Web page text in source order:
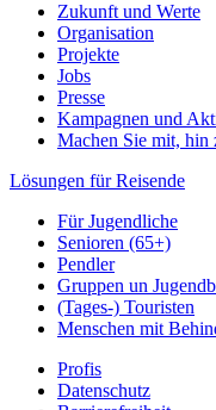
Zukunft und Werte
Organisation
Projekte
Jobs
Presse
Kampagnen und
Machen Sie mit, hin
Lösungen für Reisende
Für Jugendliche
Senioren (65+)
Pendler
Gruppen un
(Tages-) Touristen
Menschen mit
Profis
Datenschutz